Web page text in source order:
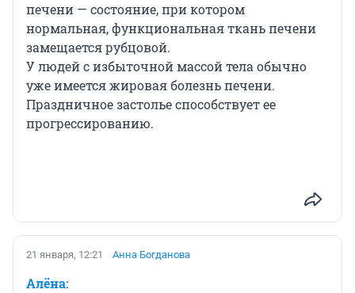
печени — состояние, при котором
нормальная, функциональная ткань печени
замещается рубцовой.
У людей с избыточной массой тела обычно
уже имеется жировая болезнь печени.
Праздничное застолье способствует ее
прогрессированию.
21 января, 12:21 Анна Богданова
Алёна: